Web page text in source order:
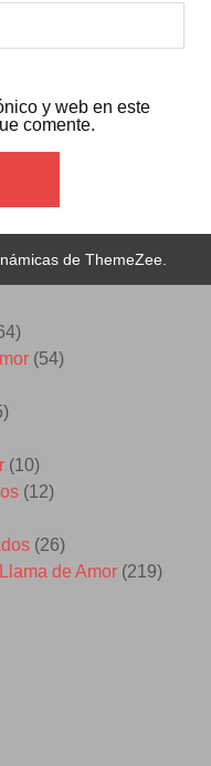
y web en este
comente.
de ThemeZee.
(54)
(10)
(12)
(26)
de Amor (219)